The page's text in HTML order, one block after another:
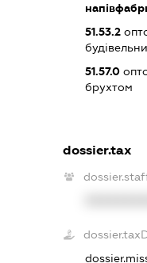
51.53.2
51.57.0
брухтом
dossier.tax